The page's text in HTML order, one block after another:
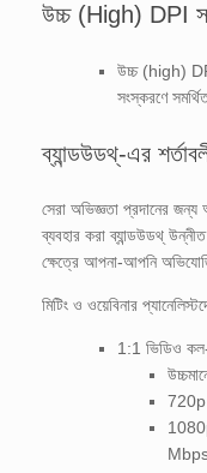
উচ্চ (High) DPI
উচ্চ (high)
সংস্করণে
ব্যান্ডউডথ্-এর
সেরা অভিজ্ঞতা প্রদানের জন্য
ব্যবহার করা ব্যান্ডউডথ্
ক্ষেত্রে আপনা-আপনি
মিটিং ও ওয়েবিনার
1:1 ভিডিও
720p